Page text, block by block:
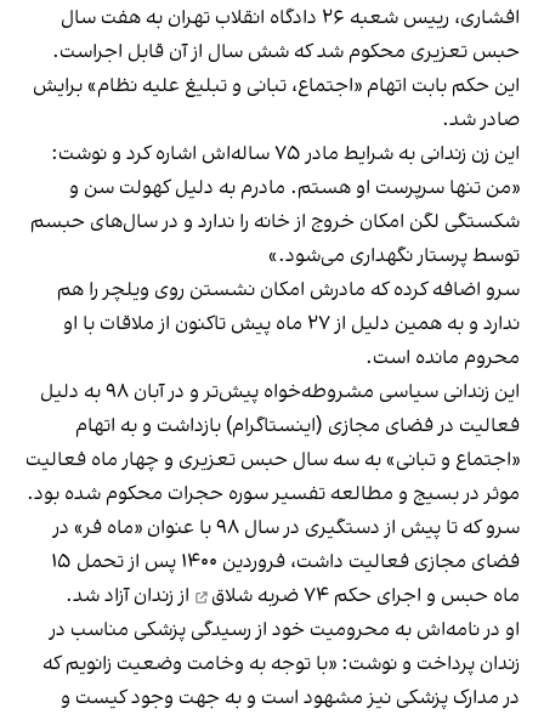
افشاری، رییس شعبه ۲۶ دادگاه انقلاب تهران به هفت سال
حبس تعزیری محکوم شد که شش سال از آن قابل اجراست.
این حکم بابت اتهام «اجتماع، تبانی و تبلیغ علیه نظام» برایش
صادر شد.
این زن زندانی به شرایط مادر ۷۵ ساله‌اش اشاره کرد و نوشت:
«من تنها سرپرست او هستم. مادرم به دلیل کهولت سن و
شکستگی لگن امکان خروج از خانه را ندارد و در سال‌های حبسم
توسط پرستار نگهداری می‌شود.»
سرو اضافه کرده که مادرش امکان نشستن روی ویلچر را هم
ندارد و به همین دلیل از ۲۷ ماه پیش تاکنون از ملاقات با او
محروم مانده است.
این زندانی سیاسی مشروطه‌خواه پیش‌تر و در آبان ۹۸ به دلیل
فعالیت در فضای مجازی (اینستاگرام) بازداشت و به اتهام
«اجتماع و تبانی» به سه سال حبس تعزیری و چهار ماه فعالیت
موثر در بسیج و مطالعه تفسیر سوره حجرات محکوم شده بود.
سرو که تا پیش از دستگیری در سال ۹۸ با عنوان «ماه فر» در
فضای مجازی فعالیت داشت، فروردین ۱۴۰۰ پس از تحمل ۱۵
ماه حبس و اجرای حکم ۷۴ ضربه شلاق
از زندان آزاد شد.
او در نامه‌اش به محرومیت خود از رسیدگی پزشکی مناسب در
زندان پرداخت و نوشت: «با توجه به وخامت وضعیت زانویم که
در مدارک پزشکی نیز مشهود است و به جهت وجود کیست و